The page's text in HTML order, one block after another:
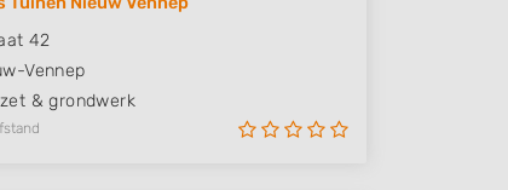
42
Vennep
& grondwerk